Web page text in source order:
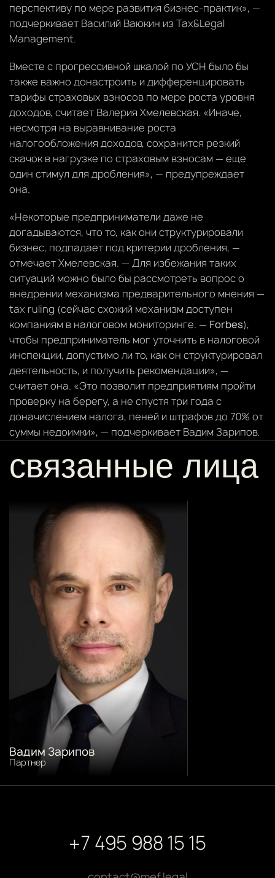
перспективу по мере развития бизнес-практик», —
подчеркивает Василий Ваюкин из Tax&Legal
Management.
Вместе с прогрессивной шкалой по УСН было бы
также важно донастроить и дифференцировать
тарифы страховых взносов по мере роста уровня
доходов, считает Валерия Хмелевская. «Иначе,
несмотря на выравнивание роста
налогообложения доходов, сохранится резкий
скачок в нагрузке по страховым взносам — еще
один стимул для дробления», — предупреждает
она.
«Некоторые предприниматели даже не
догадываются, что то, как они структурировали
бизнес, подпадает под критерии дробления, —
отмечает Хмелевская. — Для избежания таких
ситуаций можно было бы рассмотреть вопрос о
внедрении механизма предварительного мнения —
tax ruling (сейчас схожий механизм доступен
компаниям в налоговом мониторинге. — Forbes),
чтобы предприниматель мог уточнить в налоговой
инспекции, допустимо ли то, как он структурировал
деятельность, и получить рекомендации», —
считает она. «Это позволит предприятиям пройти
проверку на берегу, а не спустя три года с
доначислением налога, пеней и штрафов до 70% от
суммы недоимки», — подчеркивает Вадим Зарипов.
связанные лица
Вадим Зарипов
Партнер
+7 495 988 15 15